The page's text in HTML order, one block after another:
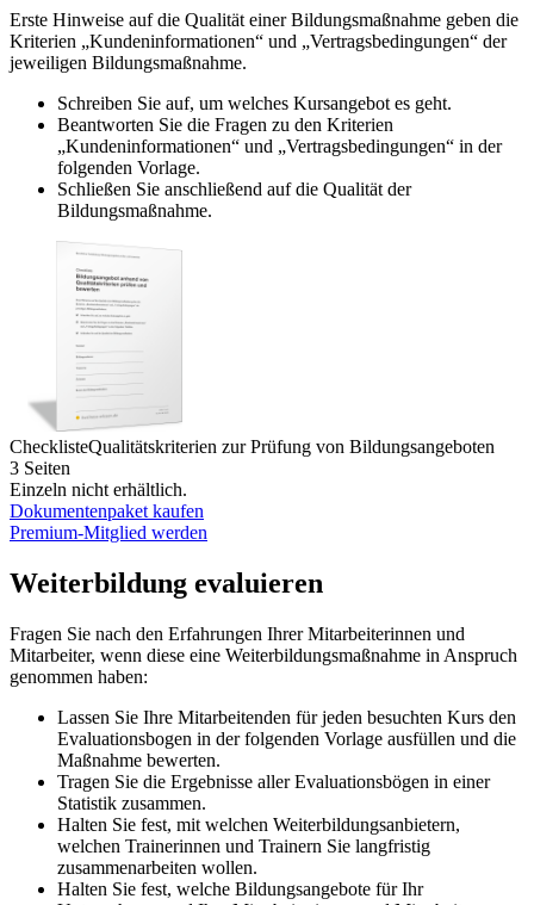
Erste Hinweise auf die Qualität einer Bildungsmaßnahme geben die
Kriterien „Kundeninformationen“ und „Vertragsbedingungen“ der
jeweiligen Bildungsmaßnahme.
Schreiben Sie auf, um welches Kursangebot es geht.
Beantworten Sie die Fragen zu den Kriterien
„Kundeninformationen“ und „Vertragsbedingungen“ in der
folgenden Vorlage.
Schließen Sie anschließend auf die Qualität der
Bildungsmaßnahme.
ChecklisteQualitätskriterien zur Prüfung von Bildungsangeboten
3 Seiten
Einzeln nicht erhältlich.
Dokumentenpaket kaufen
Premium-Mitglied werden
Weiterbildung evaluieren
Fragen Sie nach den Erfahrungen Ihrer Mitarbeiterinnen und
Mitarbeiter, wenn diese eine Weiterbildungsmaßnahme in Anspruch
genommen haben:
Lassen Sie Ihre Mitarbeitenden für jeden besuchten Kurs den
Evaluationsbogen in der folgenden Vorlage ausfüllen und die
Maßnahme bewerten.
Tragen Sie die Ergebnisse aller Evaluationsbögen in einer
Statistik zusammen.
Halten Sie fest, mit welchen Weiterbildungsanbietern,
welchen Trainerinnen und Trainern Sie langfristig
zusammenarbeiten wollen.
Halten Sie fest, welche Bildungsangebote für Ihr